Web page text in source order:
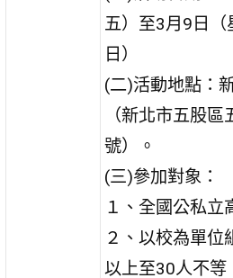
五）至3月9日（
日）
(二)活動地點：
（新北市五股區
號）。
(三)參加對象：
１、全國公私立
２、以校為單位
以上至30人不等